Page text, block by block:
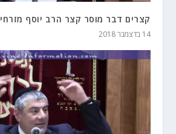
קצרים דבר מוסר קצר הרב יוסף מזרחי
14 בדצמבר 2018